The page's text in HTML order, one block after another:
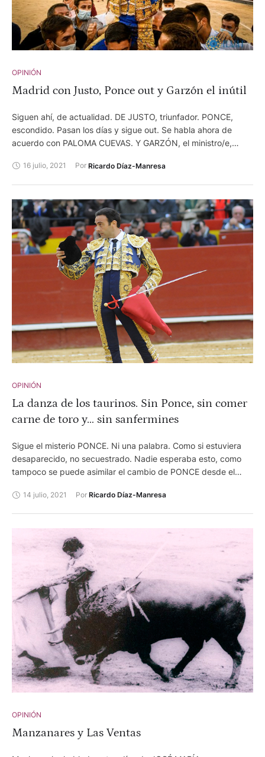
OPINIÓN
Madrid con Justo, Ponce out y Garzón el inútil
Siguen ahí, de actualidad. DE JUSTO, triunfador. PONCE,
escondido. Pasan los días y sigue out. Se habla ahora de
acuerdo con PALOMA CUEVAS. Y GARZÓN, el ministro/e,
16 julio, 2021 Por Ricardo Díaz-Manresa
OPINIÓN
La danza de los taurinos. Sin Ponce, sin comer
carne de toro y… sin sanfermines
Sigue el misterio PONCE. Ni una palabra. Como si estuviera
desaparecido, no secuestrado. Nadie esperaba esto, como
tampoco se puede asimilar el cambio de PONCE desde el
tantos años.
14 julio, 2021 Por Ricardo Díaz-Manresa
OPINIÓN
Manzanares y Las Ventas